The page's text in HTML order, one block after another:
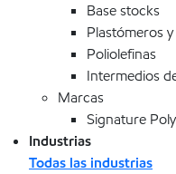
Base stocks
Plastómeros
Poliolefinas
Intermedios
Marcas
Signature
Industrias
Todas las industrias